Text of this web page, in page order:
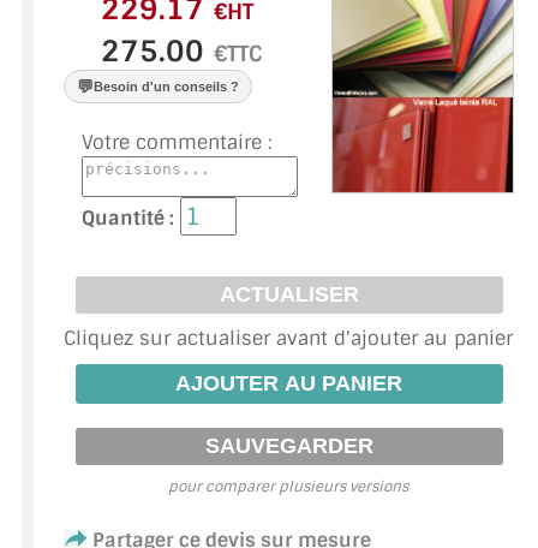
VERRE FEUILLETÉ
VERRE ANTI-REFLET
VERRE FEUILLETÉ/TREMPÉ
DALLE DE SOL EN VERRE
PORTE EN VERRE
GARDE CORPS EN VERRE
VERRIÈRE TYPE ATELIER
VERRES TEXTURÉS
PLEXIGLAS PMMA
€HT
€TTC
💬Besoin d'un conseils ?
Votre commentaire :
Quantité :
Cliquez sur actualiser avant d'ajouter au panier
pour comparer plusieurs versions
Partager ce devis sur mesure